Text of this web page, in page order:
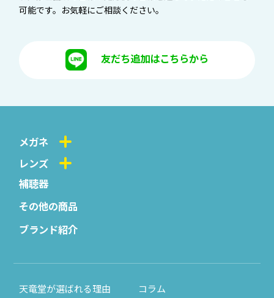
可能です。お気軽にご相談ください。
友だち追加はこちらから
メガネ
レンズ
補聴器
その他の商品
ブランド紹介
天竜堂が選ばれる理由
コラム